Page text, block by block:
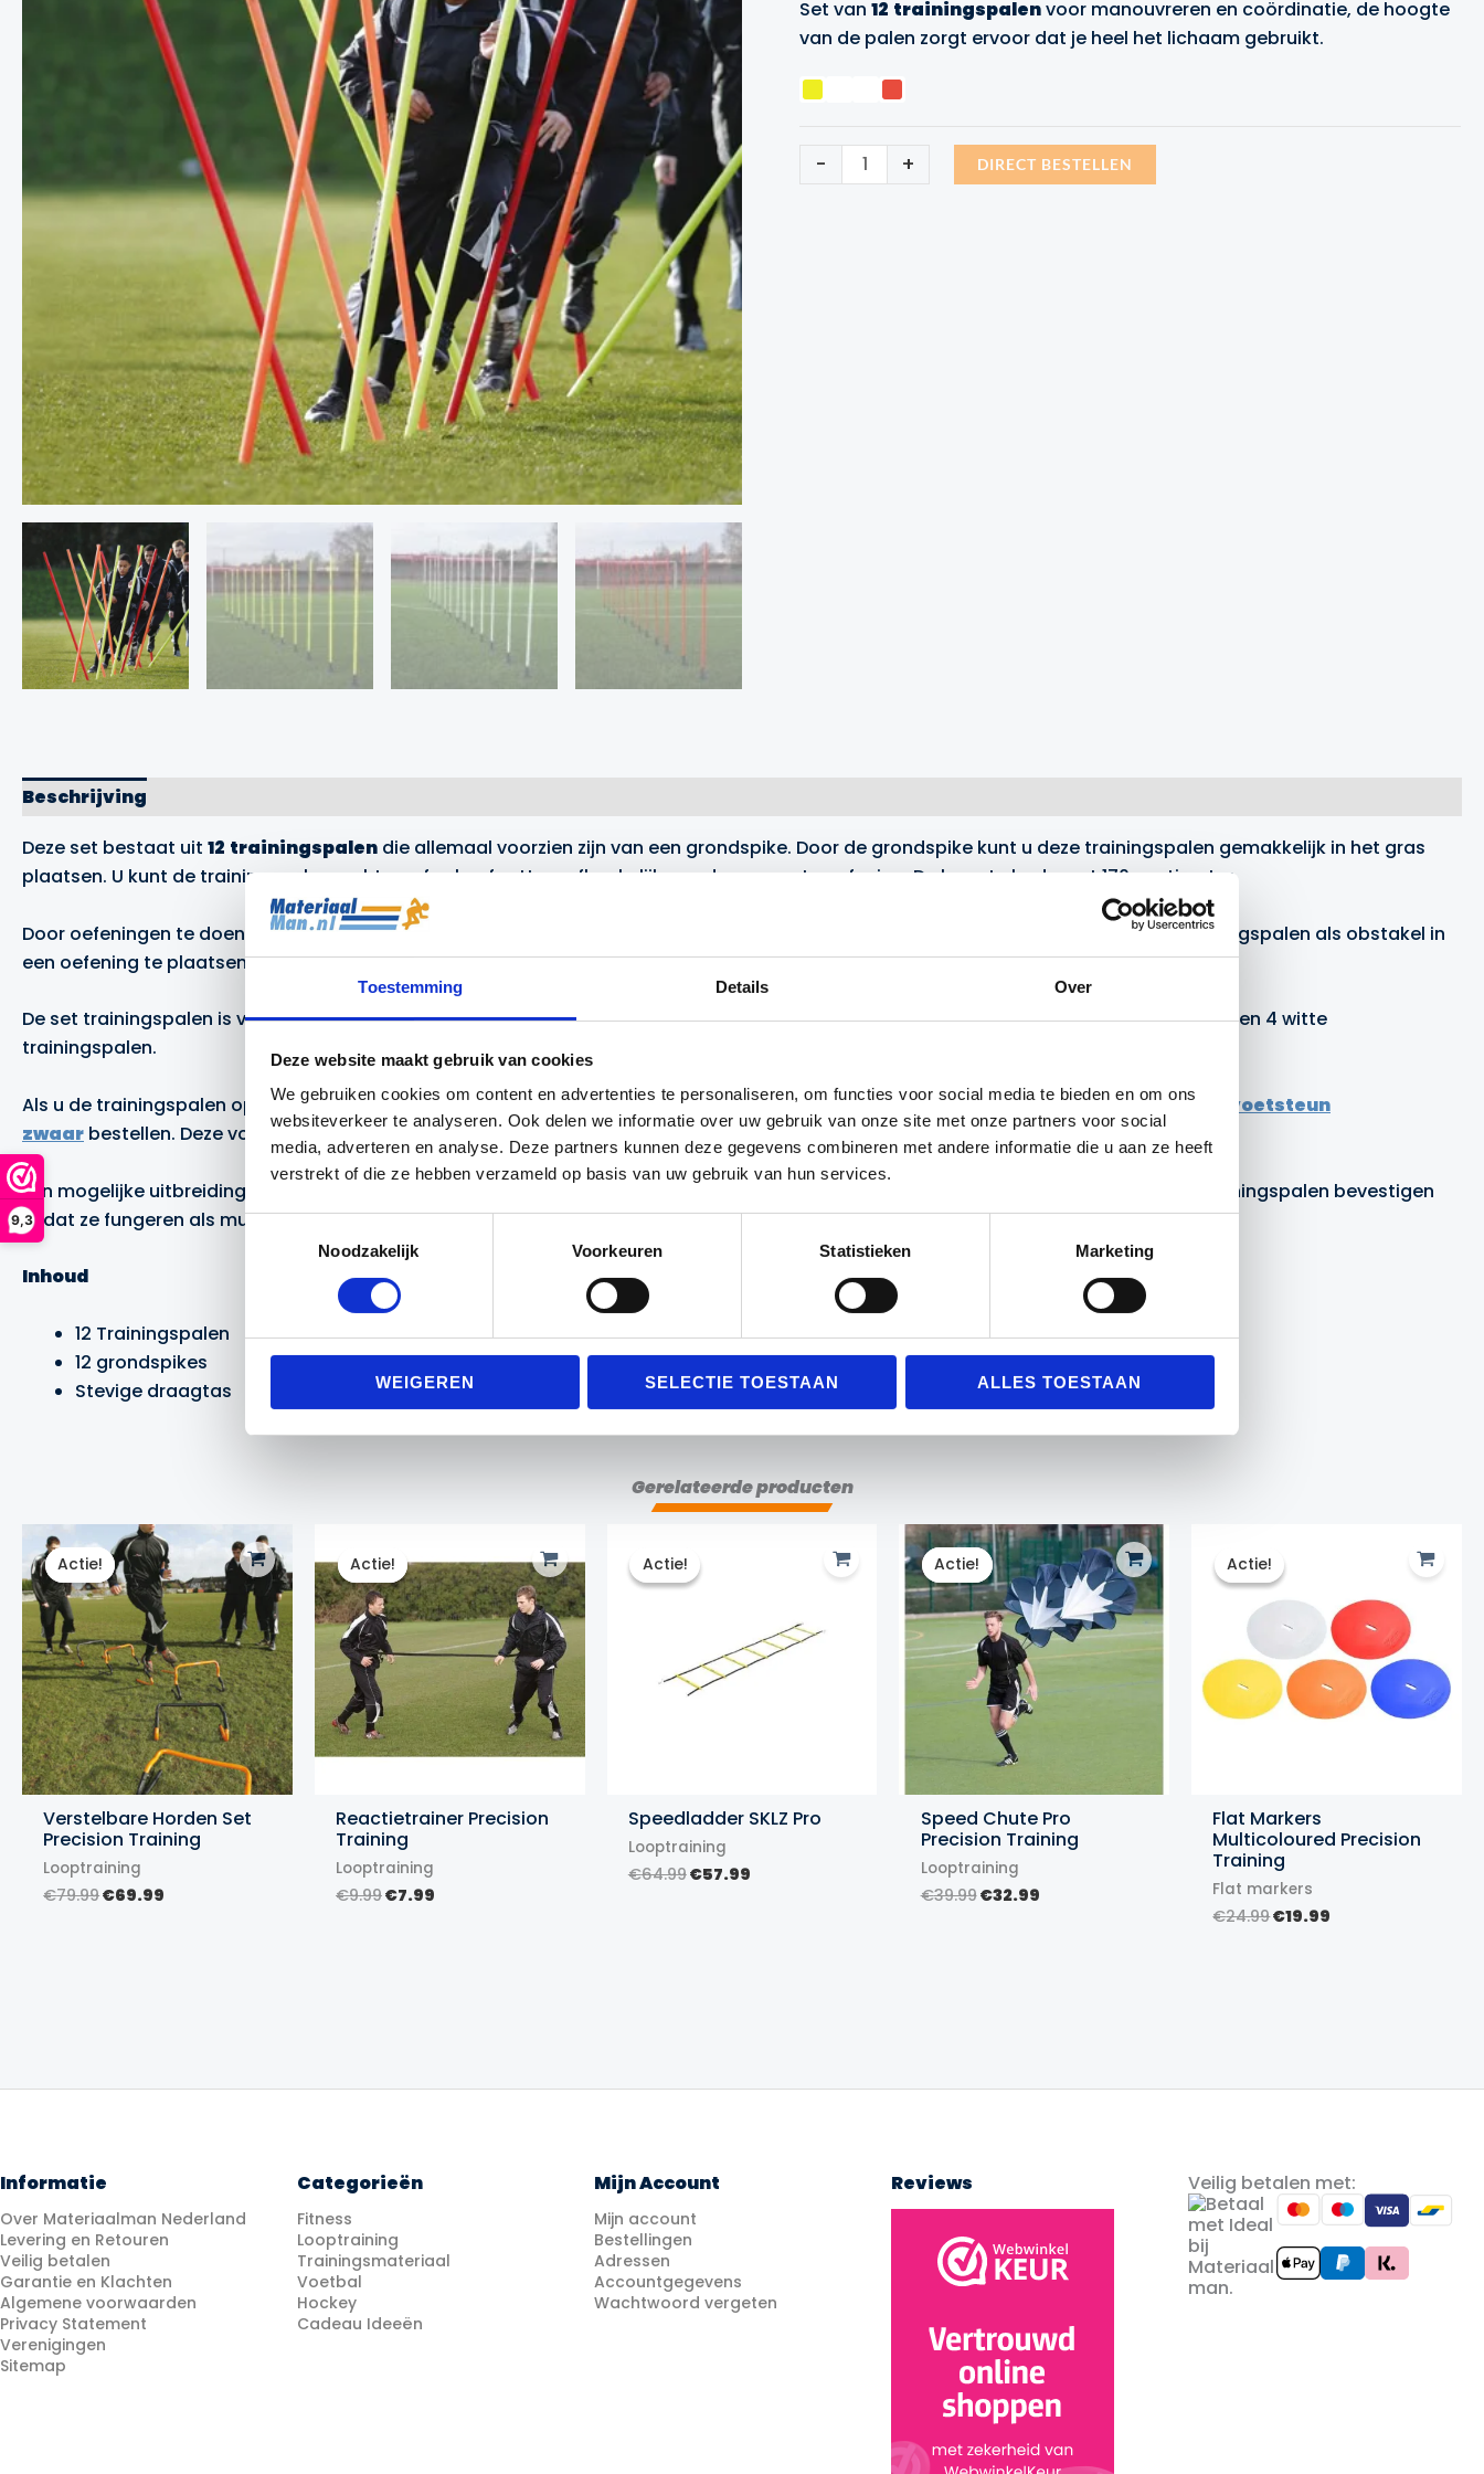
9,3
Toestemming Details Over
Deze website maakt gebruik van cookies
We gebruiken cookies om content en advertenties te personaliseren, om functies voor social media te bieden en om ons
websiteverkeer te analyseren. Ook delen we informatie over uw gebruik van onze site met onze partners voor social
media, adverteren en analyse. Deze partners kunnen deze gegevens combineren met andere informatie die u aan ze heeft
verstrekt of die ze hebben verzameld op basis van uw gebruik van hun services.
Toestemmingsselectie
Noodzakelijk
Voorkeuren Statistieken Marketing
WEIGEREN SELECTIE TOESTAAN ALLES TOESTAAN
was:
€89.99.
is:
€79.99.
Set van12 trainingspalenvoor manouvreren en coördinatie, de hoogte
van de palen zorgt ervoor dat je heel het lichaam gebruikt.
-
Trainingspalen
Precision
+ DIRECT BESTELLEN
Beschrijving
Deze set bestaat uit 12 trainingspalen die allemaal voorzien zijn van een grondspike. Door de grondspike kunt u deze trainingspalen gemakkelijk in het gras
plaatsen. U kunt de trainingspalen rechtop of scheef zetten, afhankelijk van de gewenste oefening. De hoogte bedraagt 170 centimeter.
Door oefeningen te doen met de trainingspalen kunt u de wendbaarheid van uw spelers verbeteren. Daarnaast is het mogelijk de trainingspalen als obstakel in
een oefening te plaatsen, waardoor de spelers meer moeten focussen op de actie.
De set trainingspalen is verkrijgbaar in vier kleuren: rood, fluoriserend geel, wit en gemengd. De gemengde set bestaat uit 4 rode, 4 gele en 4 witte
trainingspalen.
Als u de trainingspalen op het kunstgras of harde ondergrond wilt gebruiken kunt u de trainingspalen voetsteun oftrainingspalen voetsteun
zwaar bestellen. Deze voetsteunen wordennietstandaard meegeleverd.
Een mogelijke uitbreiding voor bij de trainingspalen zijn de vrijetrap poppen vouwbaar
. Deze mesh vrijetrap poppen kunt u om de trainingspalen bevestigen
zodat ze fungeren als muur of obstakel tijdens een vrije trap.
Inhoud
12 Trainingspalen
12 grondspikes
Stevige draagtas
Gerelateerde producten
Actie!
Actie!
Verstelbare Horden Set
Precision Training
Looptraining
€79.99Oorspronkelijke
€69.99
Actie!
Actie!
Reactietrainer Precision
Training
Looptraining
€9.99Oorspronkelijke
€7.99Huidige
Actie!
Actie!
Speedladder SKLZ Pro
Looptraining
€64.99Oorspronkelijke
€57.99Huidige
Actie!
Actie!
Speed Chute Pro
Precision Training
Looptraining
€39.99Oorspronkelijke
€32.99Huidige
Actie!
Actie!
Flat Markers
Multicoloured Precision
Training
Flat markers
€24.99Oorspronkelijke
€19.99
Informatie
Over Materiaalman Nederland
Levering en Retouren
Veilig betalen
Garantie en Klachten
Algemene voorwaarden
Privacy Statement
Verenigingen
Sitemap
Categorieën
Fitness
Looptraining
Trainingsmateriaal
Voetbal
Hockey
Cadeau Ideeën
Mijn Account
Mijn account
Bestellingen
Adressen
Accountgegevens
Wachtwoord vergeten
Reviews Veilig betalen met: